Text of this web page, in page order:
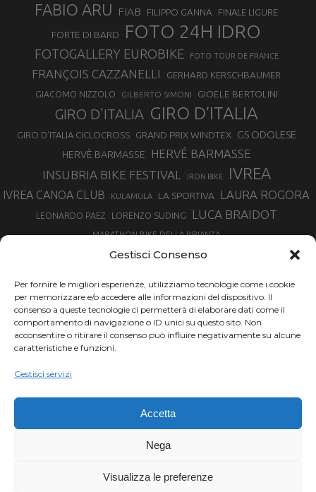
Gestisci Consenso
Per fornire le migliori esperienze, utilizziamo tecnologie come i cookie
per memorizzare e/o accedere alle informazioni del dispositivo. Il
consenso a queste tecnologie ci permetterà di elaborare dati come il
comportamento di navigazione o ID unici su questo sito. Non
acconsentire o ritirare il consenso può influire negativamente su alcune
caratteristiche e funzioni.
Gestisci servizi
Accetta
Nega
Visualizza le preferenze
FABIO ARU FIAB FILIPPO GANNA FINALE LIGURE
FORTE DI BARD FOTO 24H IDRO
FOTOGALLERY EUROBIKE FOTO TOUR DE FRANCE
FRANÇOIS CAZZANELLI GERHARD KERSCHBAUMER
GIACOMO NIZZOLO GILBERTO SIMONI GIOELE BERTOLINI
GIRO D'ITALIA GIRO D’ITALIA
GIRO D’ITALIA CICLOCROSS GRAND PRIX WINDTEX GS ODOLESE
HERVÈ BARMASSE
HERVÉ BARMASSE
INSUBRIA BIKE FESTIVAL
IRON BIKE IVREA
IVREA CANOA CLUB KULAMULA LA SPORTIVA LAURA ROGORA
LEONARDO PAEZ LORENZO SUDING LUCA BRAIDOT
MARATHON BIKE DELLA BRIANZA
MARCO AURELIO FONTANA
MARTINO FRUET MATHIEU VAN DER POEL MATTEO TRENTIN MIKE FELDERER
MIRKO CELESTINO NIBALI
NINO SCHURTER
PARCO NAZIONALE GRAN PARADISO
PROMENADO BIKE
SIMONE MORO
TOUR DE FRANCE
VINCENZO NIBALI
Chi siamo | Termini d'uso | Privacy |